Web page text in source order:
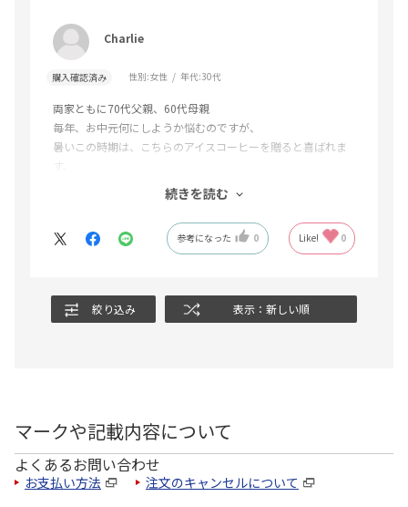
Charlie
購入確認済み 性別:女性 年代:30代
両家ともに70代父親、60代母親
毎年、お中元何にしようか悩むのですが、
暑いこの時期は、こちらのアイスコーヒーを贈ると喜ばれま
無糖なので、あまさの調整はそれぞれのお家で行ってもらえ
るし、紙パックなのでゴミも捨てやすい。味もいいようで、
お礼連絡が来る際とても喜んでいる様子。今後も注文しよう
と思います。
続きを読む
参考になった 0 Like! 0
絞り込み 表示：新しい順
マークや記載内容について
よくあるお問い合わせ
お支払い方法 注文のキャンセルについて